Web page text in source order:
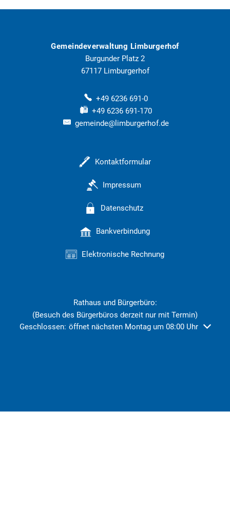
Gemeindeverwaltung Limburgerhof
Burgunder Platz 2
67117 Limburgerhof
+49 6236 691-0
+49 6236 691-170
gemeinde@limburgerhof.de
Kontaktformular
Impressum
Datenschutz
Bankverbindung
Elektronische Rechnung
Rathaus und Bürgerbüro:
(Besuch des Bürgerbüros derzeit nur mit Termin)
Klicken, um weitere Öffnungs- oder Schließzeiten
Geschlossen: öffnet nächsten Montag um 08:00 Uhr